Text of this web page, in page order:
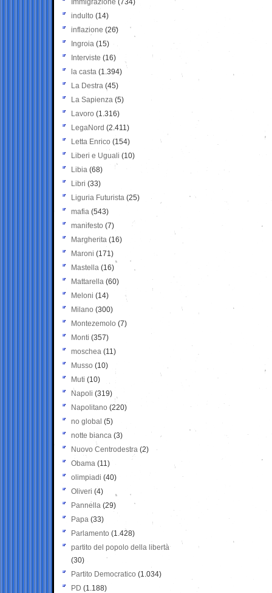
Immigrazione (734)
indulto (14)
inflazione (26)
Ingroia (15)
Interviste (16)
la casta (1.394)
La Destra (45)
La Sapienza (5)
Lavoro (1.316)
LegaNord (2.411)
Letta Enrico (154)
Liberi e Uguali (10)
Libia (68)
Libri (33)
Liguria Futurista (25)
mafia (543)
manifesto (7)
Margherita (16)
Maroni (171)
Mastella (16)
Mattarella (60)
Meloni (14)
Milano (300)
Montezemolo (7)
Monti (357)
moschea (11)
Musso (10)
Muti (10)
Napoli (319)
Napolitano (220)
no global (5)
notte bianca (3)
Nuovo Centrodestra (2)
Obama (11)
olimpiadi (40)
Oliveri (4)
Pannella (29)
Papa (33)
Parlamento (1.428)
partito del popolo della libertà
(30)
Partito Democratico (1.034)
PD (1.188)